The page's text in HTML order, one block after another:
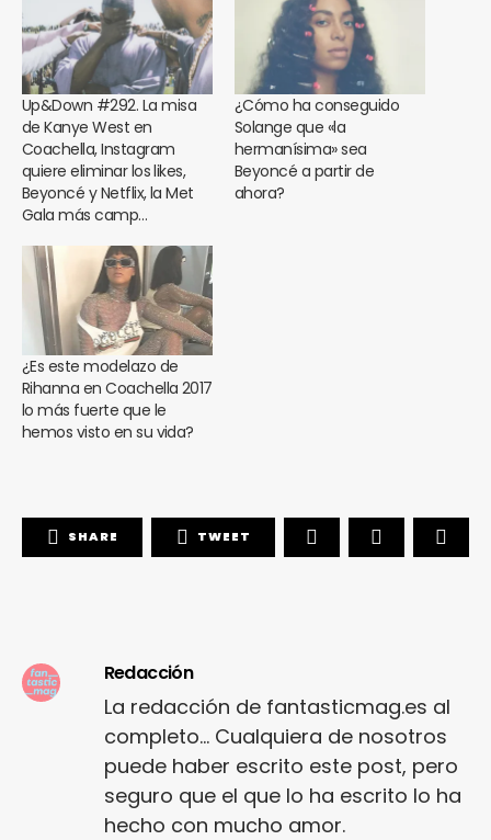
Up&Down #292. La misa
de Kanye West en
Coachella, Instagram
quiere eliminar los likes,
Beyoncé y Netflix, la Met
Gala más camp…
¿Cómo ha conseguido
Solange que «la
hermanísima» sea
Beyoncé a partir de
ahora?
¿Es este modelazo de
Rihanna en Coachella 2017
lo más fuerte que le
hemos visto en su vida?
SHARE TWEET
Redacción
La redacción de fantasticmag.es al
completo... Cualquiera de nosotros
puede haber escrito este post, pero
seguro que el que lo ha escrito lo ha
hecho con mucho amor.